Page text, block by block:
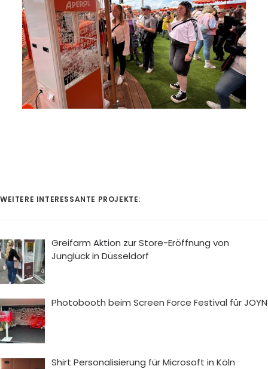
WEITERE INTERESSANTE PROJEKTE:
Greifarm Aktion zur Store-Eröffnung von
Junglück in Düsseldorf
Photobooth beim Screen Force Festival für JOYN
Shirt Personalisierung für Microsoft in Köln